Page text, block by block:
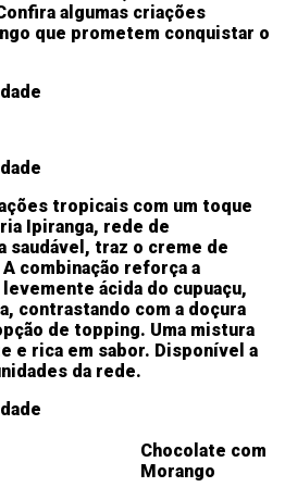
algumas criações
que prometem conquistar o
tropicais com um toque
Ipiranga, rede de
saudável, traz o creme de
combinação reforça a
ácida do cupuaçu,
contrastando com a doçura
de topping. Uma mistura
e rica em sabor. Disponível a
da rede.
Chocolate com
Morango